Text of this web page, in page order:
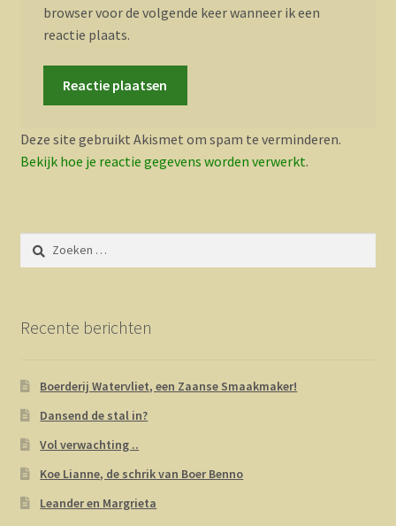
browser voor de volgende keer wanneer ik een
reactie plaats.
Deze site gebruikt Akismet om spam te verminderen.
Bekijk hoe je reactie gegevens worden verwerkt.
Zoeken
naar:
Recente berichten
Boerderij Watervliet, een Zaanse Smaakmaker!
Dansend de stal in?
Vol verwachting ..
Koe Lianne, de schrik van Boer Benno
Leander en Margrieta